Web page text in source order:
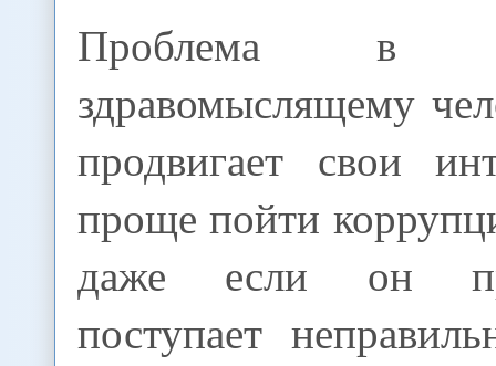
Проблема в
здравомыслящему
продвигает свои
проще пойти
даже если он
поступает